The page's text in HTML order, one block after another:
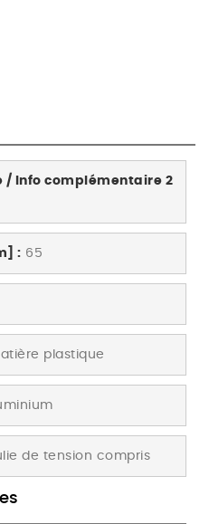
Info complémentaire 2
: 65
plastique
de tension compris